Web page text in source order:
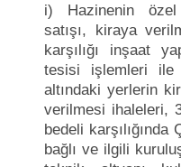
i) Hazinenin özel
satışı, kiraya
karşılığı inşaat
tesisi işlemleri ile
altındaki yerlerin
verilmesi ihaleleri,
bedeli karşılığında
bağlı ve ilgili